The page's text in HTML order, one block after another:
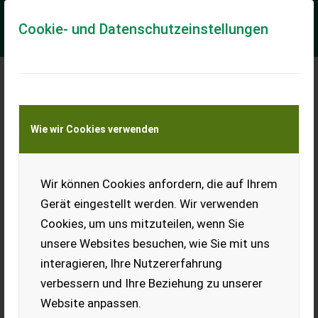
Cookie- und Datenschutzeinstellungen
Wie wir Cookies verwenden
Wir können Cookies anfordern, die auf Ihrem
Gerät eingestellt werden. Wir verwenden
Cookies, um uns mitzuteilen, wenn Sie
unsere Websites besuchen, wie Sie mit uns
interagieren, Ihre Nutzererfahrung
verbessern und Ihre Beziehung zu unserer
Website anpassen.
Meine Transportkostenanfrage
Transport von Land- und Baumaschinen –
KEINE Tiertransporte
Stepa HDK 4010 S (25409)
Hängedrehkran: Stepa HDC 4010 S *Dreifachteleskop
Reichweite 9,90m *Spurbreite 2,50m *Endlosschwenkwerk
*Schoppeinrichtung / Greiferhochstellung *...
EUR 13.900 inkl. 13% MwSt./Verm.